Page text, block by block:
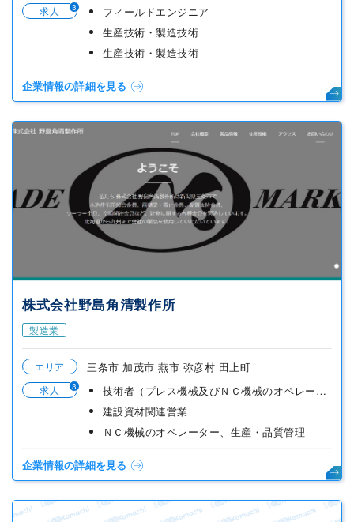
求人 3
フィールドエンジニア
生産技術・製造技術
生産技術・製造技術
企業情報の詳細を見る
株式会社野島角清製作所
製造業
エリア 三条市 加茂市 燕市 弥彦村 田上町
求人 3
技術者（プレス機械及びＮＣ機械のオペレーター及生産管理）
建設資材関連営業
ＮＣ機械のオペレーター、生産・品質管理
企業情報の詳細を見る